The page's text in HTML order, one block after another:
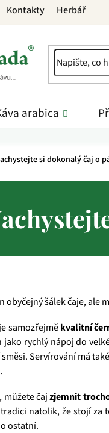
Kontakty Herbář
arabica
si dokonalý čaj o
obyčejný šálek čaje, ale
samozřejměkvalitní
jako rychlý nápoj do
Servírování má
můžete čajzjemnit
natolik, že stojí za
ostatní.